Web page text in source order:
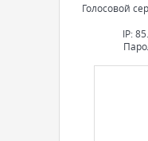
Голосовой
IP: